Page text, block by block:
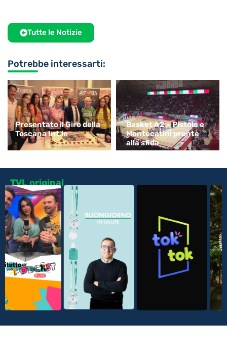
Tutte le Notizie
Potrebbe interessarti:
Presentato il Giro della
Toscana Int.le
Basket A2 – Pistoia e
Montecatini pronte
alla sfida
TVL original